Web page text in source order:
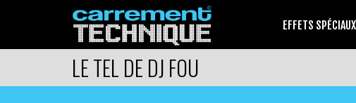
EFFETS SPÉCIAUX
LE TEL DE DJ FOU